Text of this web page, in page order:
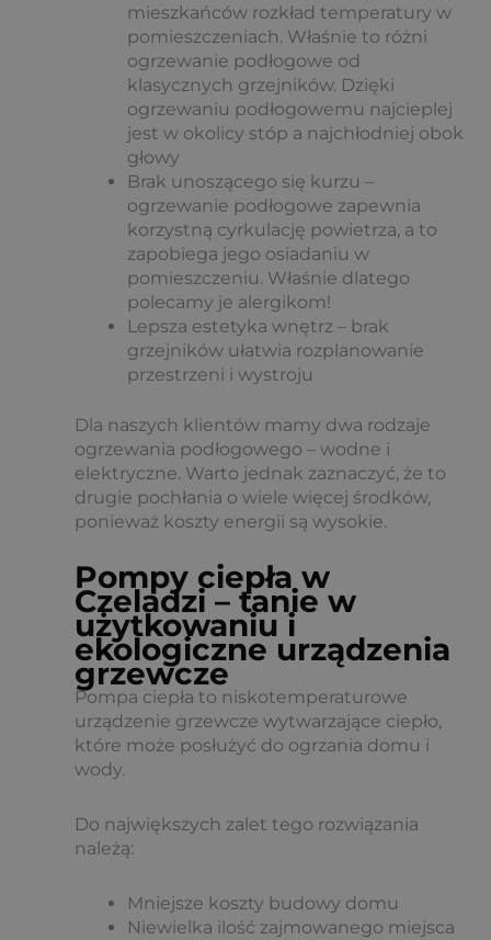
mieszkańców rozkład temperatury w
pomieszczeniach. Właśnie to różni
ogrzewanie podłogowe od
klasycznych grzejników. Dzięki
ogrzewaniu podłogowemu najcieplej
jest w okolicy stóp a najchłodniej obok
głowy
Brak unoszącego się kurzu –
ogrzewanie podłogowe zapewnia
korzystną cyrkulację powietrza, a to
zapobiega jego osiadaniu w
pomieszczeniu. Właśnie dlatego
polecamy je alergikom!
Lepsza estetyka wnętrz – brak
grzejników ułatwia rozplanowanie
przestrzeni i wystroju
Dla naszych klientów mamy dwa rodzaje
ogrzewania podłogowego – wodne i
elektryczne. Warto jednak zaznaczyć, że to
drugie pochłania o wiele więcej środków,
ponieważ koszty energii są wysokie.
Pompy ciepła w
Czeladzi – tanie w
użytkowaniu i
ekologiczne urządzenia
grzewcze
Pompa ciepła to niskotemperaturowe
urządzenie grzewcze wytwarzające ciepło,
które może posłużyć do ogrzania domu i
wody.
Do największych zalet tego rozwiązania
należą:
Mniejsze koszty budowy domu
Niewielka ilość zajmowanego miejsca